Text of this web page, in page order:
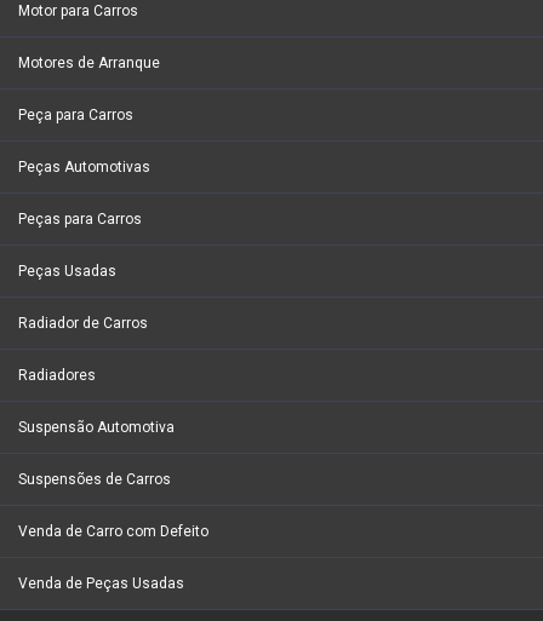
Motor para Carros
Motores de Arranque
Peça para Carros
Peças Automotivas
Peças para Carros
Peças Usadas
Radiador de Carros
Radiadores
Suspensão Automotiva
Suspensões de Carros
Venda de Carro com Defeito
Venda de Peças Usadas